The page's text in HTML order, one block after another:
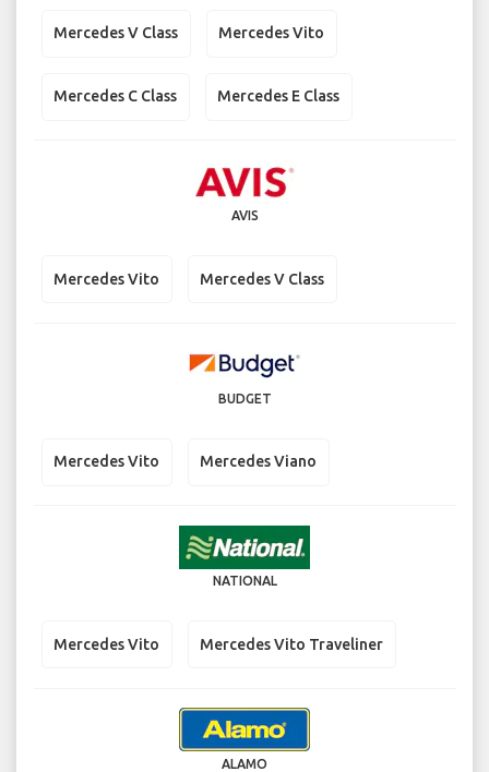
Mercedes V Class Mercedes Vito
Mercedes C Class Mercedes E Class
AVIS
Mercedes Vito Mercedes V Class
BUDGET
Mercedes Vito Mercedes Viano
NATIONAL
Mercedes Vito Mercedes Vito Traveliner
ALAMO